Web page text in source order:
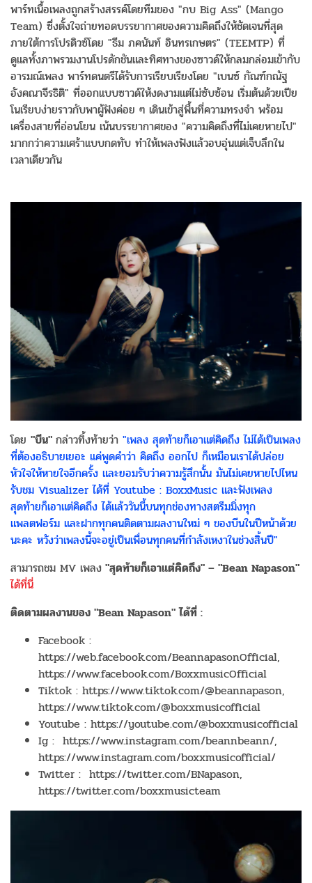
พาร์ทเนื้อเพลงถูกสร้างสรรค์โดยทีมของ "กบ Big Ass" (Mango
Team) ซึ่งตั้งใจถ่ายทอดบรรยากาศของความคิดถึงให้ชัดเจนที่สุด
ภายใต้การโปรดิวซ์โดย "ธีม ภคนันท์ อินทรเกษตร" (TEEMTP) ที่
ดูแลทั้งภาพรวมงานโปรดักชันและทิศทางของซาวด์ให้กลมกล่อมเข้ากับ
อารมณ์เพลง พาร์ทดนตรีได้รับการเรียบเรียงโดย "เบนซ์ กัณฑ์กณัฐ
อังคณาจีรธิติ" ที่ออกแบบซาวด์ให้งดงามแต่ไม่ซับซ้อน เริ่มต้นด้วยเปีย
โนเรียบง่ายราวกับพาผู้ฟังค่อย ๆ เดินเข้าสู่พื้นที่ความทรงจำ พร้อม
เครื่องสายที่อ่อนโยน เน้นบรรยากาศของ "ความคิดถึงที่ไม่เคยหายไป"
มากกว่าความเศร้าแบบกดทับ ทำให้เพลงฟังแล้วอบอุ่นแต่เจ็บลึกใน
เวลาเดียวกัน
โดย "บีน" กล่าวทิ้งท้ายว่า "เพลง สุดท้ายก็เอาแต่คิดถึง ไม่ได้เป็นเพลง
ที่ต้องอธิบายเยอะ แค่พูดคำว่า คิดถึง ออกไป ก็เหมือนเราได้ปล่อย
หัวใจให้หายใจอีกครั้ง และยอมรับว่าความรู้สึกนั้น มันไม่เคยหายไปไหน
รับชม Visualizer ได้ที่ Youtube : BoxxMusic และฟังเพลง
สุดท้ายก็เอาแต่คิดถึง ได้แล้ววันนี้บนทุกช่องทางสตรีมมิ่งทุก
แพลตฟอร์ม และฝากทุกคนติดตามผลงานใหม่ ๆ ของบีนในปีหน้าด้วย
นะคะ หวังว่าเพลงนี้จะอยู่เป็นเพื่อนทุกคนที่กำลังเหงาในช่วงสิ้นปี"
สามารถชม MV เพลง "สุดท้ายก็เอาแต่คิดถึง" – "Bean Napason"
ได้ที่นี่
ติดตามผลงานของ "Bean Napason" ได้ที่ :
Facebook :
https://web.facebook.com/BeannapasonOfficial,
https://www.facebook.com/BoxxmusicOfficial
Tiktok : https://www.tiktok.com/@beannapason,
https://www.tiktok.com/@boxxmusicofficial
Youtube : https://youtube.com/@boxxmusicofficial
Ig : https://www.instagram.com/beannbeann/,
https://www.instagram.com/boxxmusicofficial/
Twitter : https://twitter.com/BNapason,
https://twitter.com/boxxmusicteam